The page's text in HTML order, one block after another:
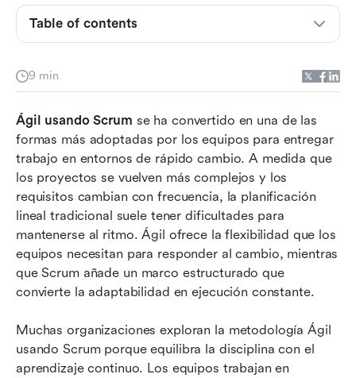
9 min
Ágil usando Scrum se ha convertido en una de las
formas más adoptadas por los equipos para entregar
trabajo en entornos de rápido cambio. A medida que
los proyectos se vuelven más complejos y los
requisitos cambian con frecuencia, la planificación
lineal tradicional suele tener dificultades para
mantenerse al ritmo. Ágil ofrece la flexibilidad que los
equipos necesitan para responder al cambio, mientras
que Scrum añade un marco estructurado que
convierte la adaptabilidad en ejecución constante.
Muchas organizaciones exploran la metodología Ágil
usando Scrum porque equilibra la disciplina con el
aprendizaje continuo. Los equipos trabajan en
Table of contents
Beneficios de utilizar la metodología Agile
Scrum
usando Scrum
Mejores prácticas para explicar la metodología
Ágil utilizando Scrum a equipos nuevos
Desafíos comunes en Ágil usando Scrum
Conclusión
Preguntas frecuentes
Lectura relacionada